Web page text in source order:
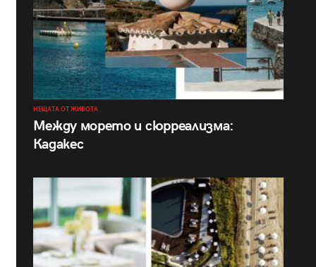
НЕЩАТА ОТ ЖИВОТА
Между морето и сюрреализма:
Кадакес